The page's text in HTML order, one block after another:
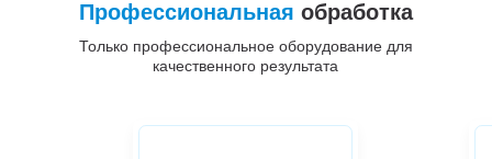
Профессиональная обработка
Только профессиональное оборудование для
качественного результата